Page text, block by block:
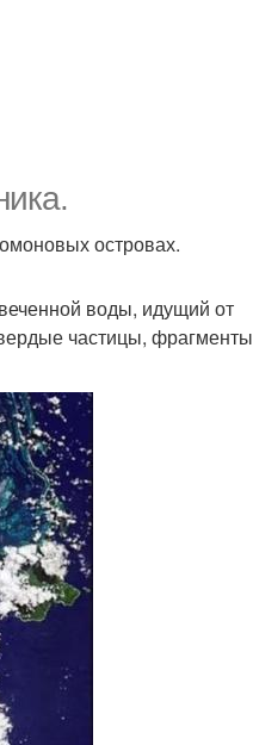
островах.
воды, идущий от
частицы, фрагменты